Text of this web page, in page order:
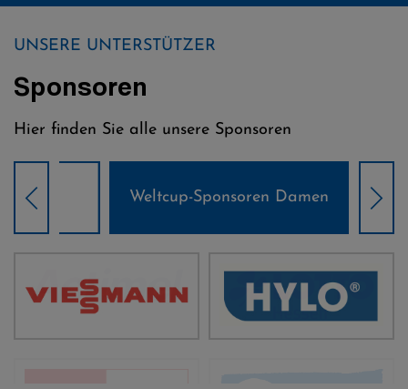
UNSERE UNTERSTÜTZER
Sponsoren
Hier finden Sie alle unsere Sponsoren
Weltcup-Sponsoren Damen